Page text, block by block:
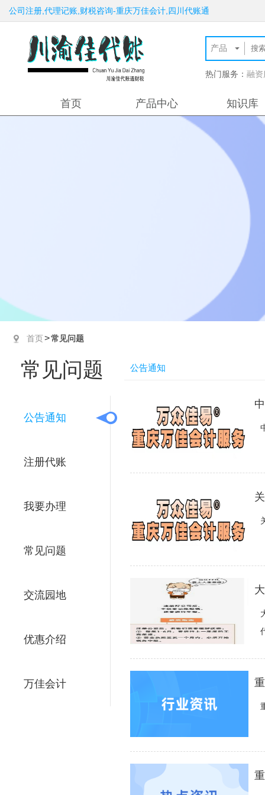
公司注册,代理记账,财税咨询-重庆万佳会计,四川代账通
热门服务： 融资
首页 产品中心 知识库
首页>常见问题
常见问题
公告通知
注册代账
我要办理
常见问题
交流园地
优惠介绍
万佳会计
公告通知